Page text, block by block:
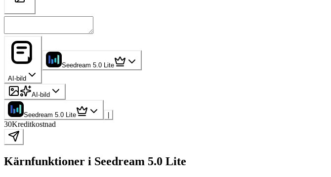
AI-bild
Seedream 5.0 Lite
AI-bild
Seedream 5.0 Lite |
30Kreditkostnad
Kärnfunktioner i Seedream 5.0 Lite